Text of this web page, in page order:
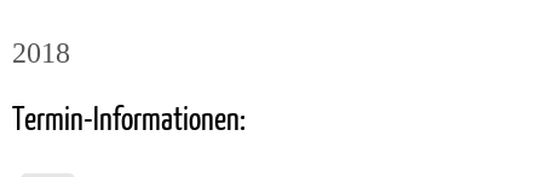
2018
Termin-Informationen: